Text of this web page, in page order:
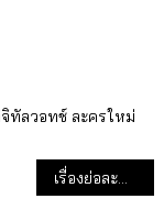
ทัลวอทช์ ละครใหม่
เรื่องย่อละคร “พรหมลิขิต”